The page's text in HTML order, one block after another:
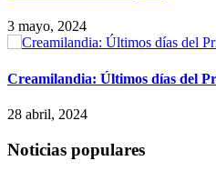
3 mayo, 2024
Creamilandia: Últimos días del
28 abril, 2024
Noticias populares